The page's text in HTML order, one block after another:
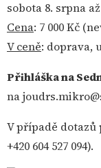
sobota 8. srpna
Cena: 7 000 Kč
V ceně: doprava,
Přihláška na
na
V případě dotazů
+420 604 527 094).